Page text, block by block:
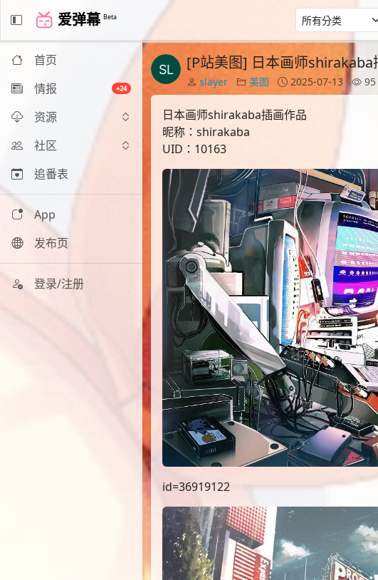
爱弹幕 Beta
首页
情报
+24
资源
社区
追番表
App
发布页
登录/注册
[P站美图] 日本画师shirakaba
slayer 美图 2025-07-13 95
日本画师shirakaba插画作品
昵称：shirakaba
UID：10163
id=36919122